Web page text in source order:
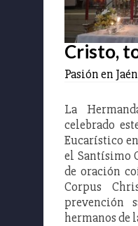
Cristo,
Pasión en Jaén
La
celebrado
Eucarístico
el Santísimo
de oración
Corpus
prevención
hermanos de